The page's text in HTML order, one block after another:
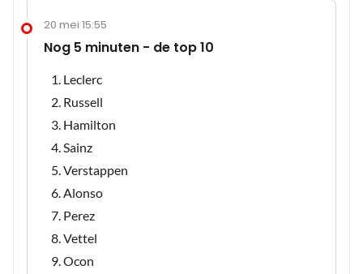
20 mei 15:55
Nog 5 minuten - de top 10
Leclerc
Russell
Hamilton
Sainz
Verstappen
Alonso
Perez
Vettel
Ocon